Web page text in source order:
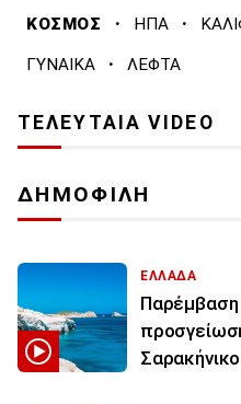
ΚΟΣΜΟΣ · ΗΠΑ ·
ΓΥΝΑΙΚΑ · ΛΕΦΤΑ
ΤΕΛΕΥΤΑΙΑ VIDEO
ΔΗΜΟΦΙΛΗ
ΕΛΛΑΔΑ
Παρέμβαση